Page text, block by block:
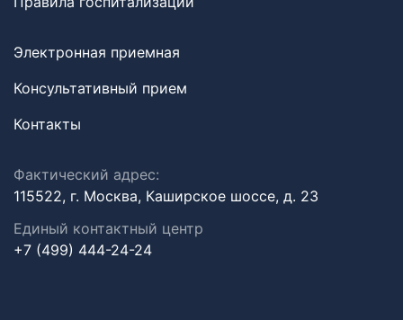
Электронная приемная
Консультативный прием
Контакты
Фактический адрес:
115522, г. Москва, Каширское шоссе, д. 23
Единый контактный центр
+7 (499) 444-24-24